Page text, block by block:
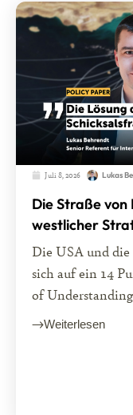
Juli 8, 2026 Lukas
Die Straße
westlicher
Die USA und
sich auf ein 14
of
Weiterlesen